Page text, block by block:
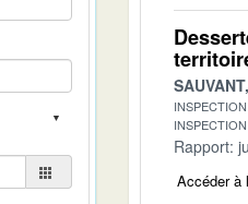
Rapport:
Accéder à